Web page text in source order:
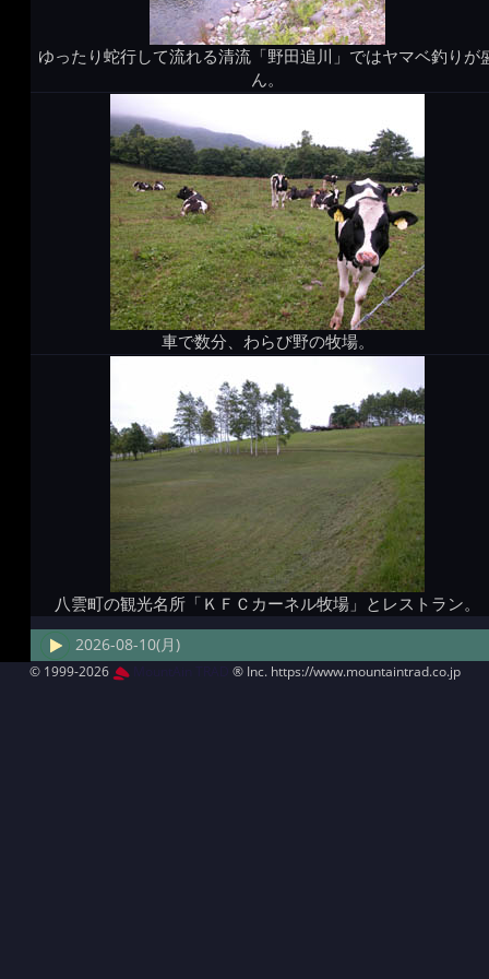
ゆったり蛇行して流れる清流「野田追川」ではヤマベ釣りが
ん。
車で数分、わらび野の牧場。
八雲町の観光名所「ＫＦＣカーネル牧場」とレストラン。
2026-08-10(月)
© 1999-2026 MountAin TRAD ® Inc. https://www.mountaintrad.co.jp